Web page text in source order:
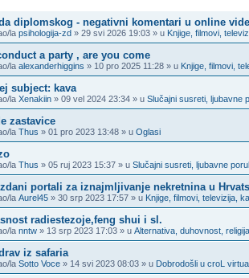
diplomskog - negativni komentari u online
la psihologija-zd » 29 svi 2026 19:03 » u Knjige, filmovi,
a party , are you come
la alexanderhiggins » 10 pro 2025 11:28 » u Knjige, filmovi,
subject: kava
la Xenakiin » 09 vel 2024 23:34 » u Slučajni susreti, ljubavne
zastavice
la Thus » 01 pro 2023 13:48 » u Oglasi
la Thus » 05 ruj 2023 15:37 » u Slučajni susreti, ljubavne
portali za iznajmljivanje nekretnina u
la Aurel45 » 30 srp 2023 17:57 » u Knjige, filmovi, televizija,
radiestezoje,feng shui i sl.
la nntw » 13 srp 2023 17:03 » u Alternativa, duhovnost,
iz safaria
la Sotto Voce » 14 svi 2023 08:03 » u Dobrodošli u croL